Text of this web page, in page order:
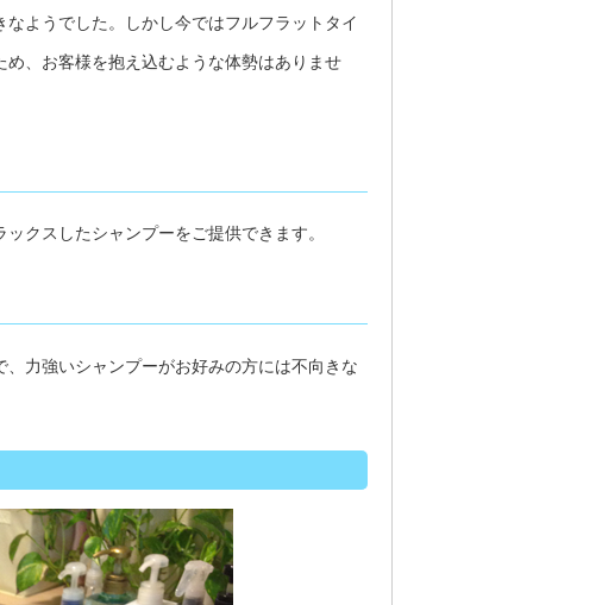
ようでした。しかし今ではフルフラットタイ
、お客様を抱え込むような体勢はありませ
クスしたシャンプーをご提供できます。
力強いシャンプーがお好みの方には不向きな